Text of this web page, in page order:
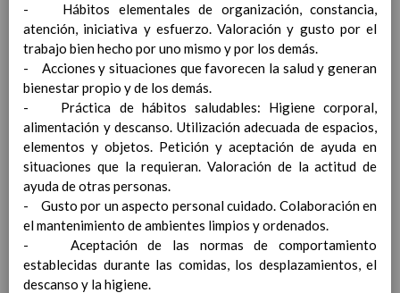
ACTUACIONES DURANTE LA
INVESTIGACIÃ“N
EPIDEMIOLÃ“GICA
ACTUACIONES POSTERIORES
DIFUSIÃ“N DEL PROTOCOLO Y
REUNIONES INFORMATIVAS A LAS
FAMILIAS
01 septiembre 2021
SEGUIMIENTO Y EVALUACIÃ“N DEL
PROTOCOLO
02 septiembre 2021
ANEXOS
ANEXO III. RECOMENDACIONES
GENERALES: MEDIDAS
PREVENCIÃ“N E HIGIENE PARA EL
ALUMNADO
curso 20-21
- Hábitos elementales de organización, constancia,
atención, iniciativa y esfuerzo. Valoración y gusto por el
trabajo bien hecho por uno mismo y por los demás.
- Acciones y situaciones que favorecen la salud y generan
bienestar propio y de los demás.
- Práctica de hábitos saludables: Higiene corporal,
alimentación y descanso. Utilización adecuada de espacios,
elementos y objetos. Petición y aceptación de ayuda en
situaciones que la requieran. Valoración de la actitud de
ayuda de otras personas.
- Gusto por un aspecto personal cuidado. Colaboración en
el mantenimiento de ambientes limpios y ordenados.
- Aceptación de las normas de comportamiento
establecidas durante las comidas, los desplazamientos, el
descanso y la higiene.